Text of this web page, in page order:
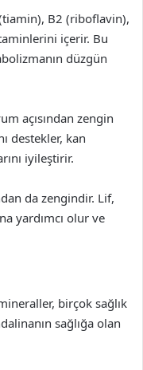
B2 (riboflavin),
içerir. Bu
düzgün
açısından zengin
destekler, kan
iyileştirir.
da zengindir. Lif,
yardımcı olur ve
birçok sağlık
sağlığa olan